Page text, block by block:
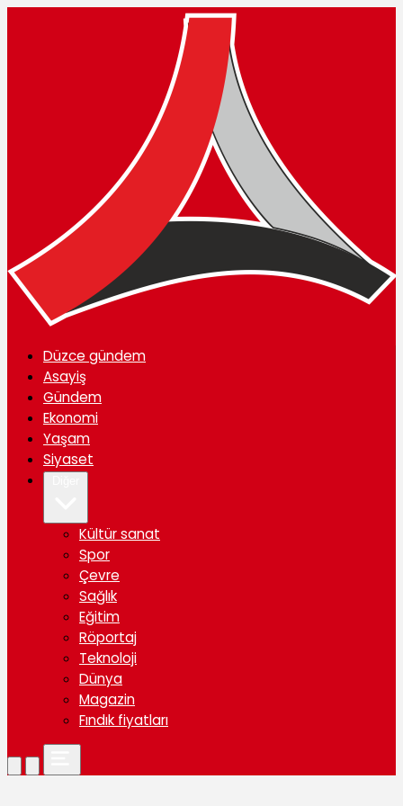
Düzce gündem
Asayiş
Gündem
Ekonomi
Yaşam
Siyaset
Kültür sanat
Spor
Çevre
Sağlık
Eğitim
Röportaj
Teknoloji
Dünya
Magazin
Fındık fiyatları